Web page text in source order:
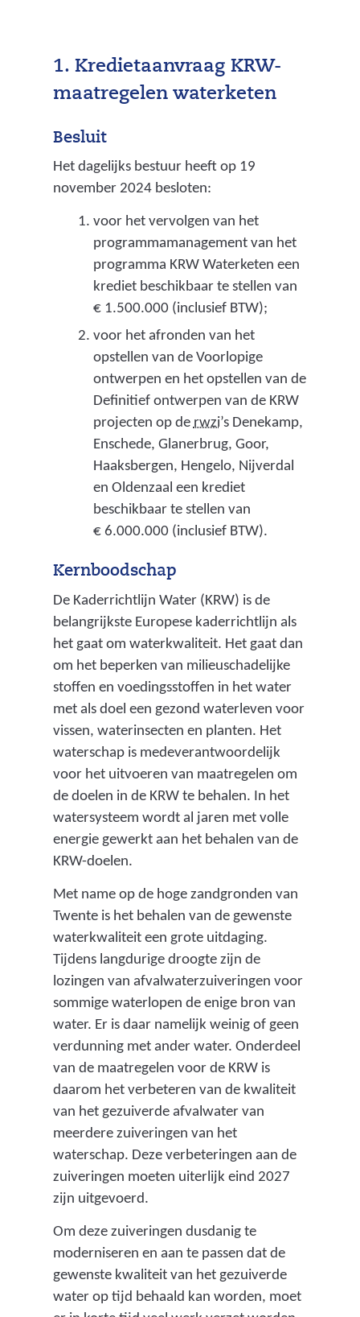
1. Kredietaanvraag KRW-
maatregelen waterketen
Besluit
Het dagelijks bestuur heeft op 19
november 2024 besloten:
voor het vervolgen van het
programmamanagement van het
programma KRW Waterketen een
krediet beschikbaar te stellen van
€ 1.500.000 (inclusief BTW);
voor het afronden van het
opstellen van de Voorlopige
ontwerpen en het opstellen van de
Definitief ontwerpen van de KRW
projecten op derwzi(
r
i
o
o
l
t
e
z
u
i
v
e
r
i
n
g
’s Denekamp,
Enschede, Glanerbrug, Goor,
Haaksbergen, Hengelo, Nijverdal
en Oldenzaal een krediet
beschikbaar te stellen van
€ 6.000.000 (inclusief BTW).
Kernboodschap
De Kaderrichtlijn Water (KRW) is de
belangrijkste Europese kaderrichtlijn als
het gaat om waterkwaliteit. Het gaat dan
om het beperken van milieuschadelijke
stoffen en voedingsstoffen in het water
met als doel een gezond waterleven voor
vissen, waterinsecten en planten. Het
waterschap is medeverantwoordelijk
voor het uitvoeren van maatregelen om
de doelen in de KRW te behalen. In het
watersysteem wordt al jaren met volle
energie gewerkt aan het behalen van de
KRW-doelen.
Met name op de hoge zandgronden van
Twente is het behalen van de gewenste
waterkwaliteit een grote uitdaging.
Tijdens langdurige droogte zijn de
lozingen van afvalwaterzuiveringen voor
sommige waterlopen de enige bron van
water. Er is daar namelijk weinig of geen
verdunning met ander water. Onderdeel
van de maatregelen voor de KRW is
daarom het verbeteren van de kwaliteit
van het gezuiverde afvalwater van
meerdere zuiveringen van het
waterschap. Deze verbeteringen aan de
zuiveringen moeten uiterlijk eind 2027
zijn uitgevoerd.
Om deze zuiveringen dusdanig te
moderniseren en aan te passen dat de
gewenste kwaliteit van het gezuiverde
water op tijd behaald kan worden, moet